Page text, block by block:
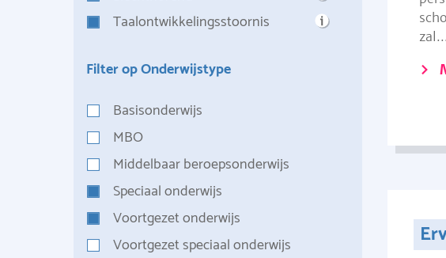
Taalontwikkelingsstoornis
Filter op Onderwijstype
Basisonderwijs
MBO
Middelbaar beroepsonderwijs
Speciaal onderwijs
Voortgezet onderwijs
Voortgezet speciaal onderwijs
zal...